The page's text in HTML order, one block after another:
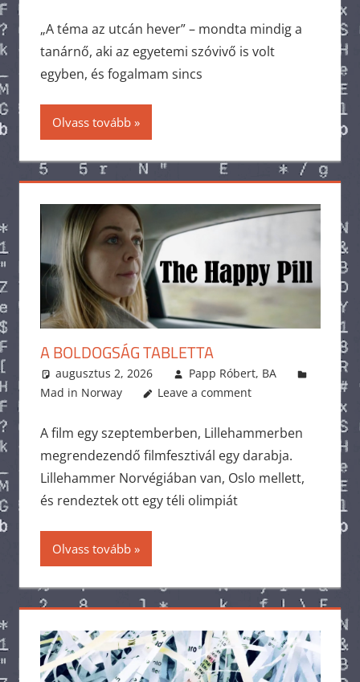
„A téma az utcán hever” – mondta mindig a
tanárnő, aki az egyetemi szóvivő is volt
egyben, és fogalmam sincs
Olvass tovább
A BOLDOGSÁG TABLETTA
augusztus 2, 2026
Papp Róbert, BA
Mad in Norway
Leave a comment
A film egy szeptemberben, Lillehammerben
megrendezendő filmfesztivál egy darabja.
Lillehammer Norvégiában van, Oslo mellett,
és rendeztek ott egy téli olimpiát
Olvass tovább